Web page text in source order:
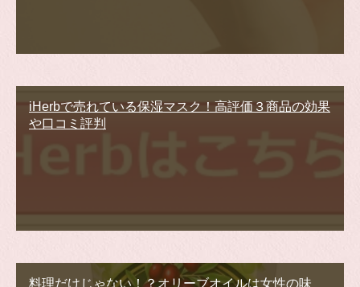
iHerbで売れている保湿マスク！高評価３商品の効果
や口コミ評判
料理だけじゃない！？オリーブオイルは女性の味